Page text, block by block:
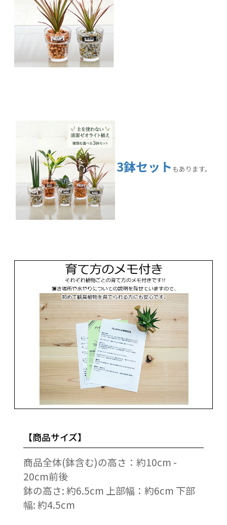
3鉢セット もあります。
【商品サイズ】
商品全体(鉢含む)の高さ：約10cm -
20cm前後
鉢の高さ: 約6.5cm 上部幅：約6cm 下部
幅: 約4.5cm